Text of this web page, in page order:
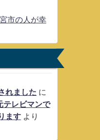
市の人が幸
れました に
テレビマンで
ますより